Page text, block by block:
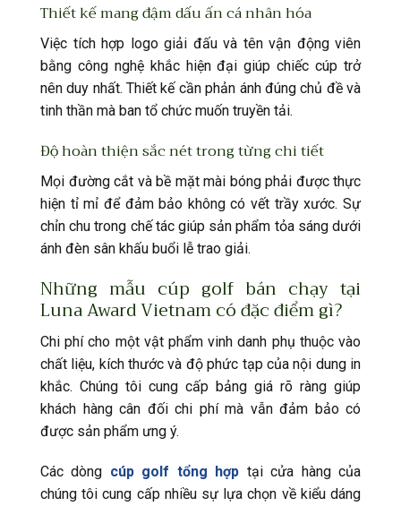
Thiết kế mang đậm dấu ấn cá nhân hóa
Việc tích hợp logo giải đấu và tên vận động viên
bằng công nghệ khắc hiện đại giúp chiếc cúp trở
nên duy nhất. Thiết kế cần phản ánh đúng chủ đề và
tinh thần mà ban tổ chức muốn truyền tải.
Độ hoàn thiện sắc nét trong từng chi tiết
Mọi đường cắt và bề mặt mài bóng phải được thực
hiện tỉ mỉ để đảm bảo không có vết trầy xước. Sự
chỉn chu trong chế tác giúp sản phẩm tỏa sáng dưới
ánh đèn sân khấu buổi lễ trao giải.
Những mẫu cúp golf bán chạy tại
Luna Award Vietnam có đặc điểm gì?
Chi phí cho một vật phẩm vinh danh phụ thuộc vào
chất liệu, kích thước và độ phức tạp của nội dung in
khắc. Chúng tôi cung cấp bảng giá rõ ràng giúp
khách hàng cân đối chi phí mà vẫn đảm bảo có
được sản phẩm ưng ý.
Các dòng cúp golf tổng hợp tại cửa hàng của
chúng tôi cung cấp nhiều sự lựa chọn về kiểu dáng